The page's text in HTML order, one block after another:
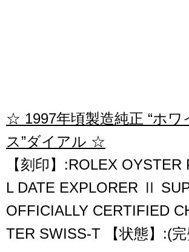
☆ 1997年頃製造純正 “ホワ
ス”ダイアル ☆
【刻印】:ROLEX OYSTER
L DATE EXPLORER Ⅱ
OFFICIALLY CERTIFIED
TER SWISS-T 【状態】:(